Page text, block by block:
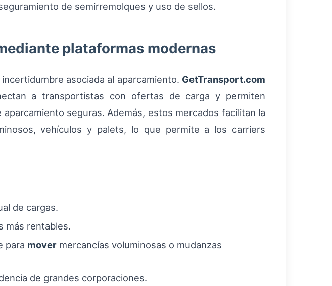
de semirremolques y uso de sellos.
plataformas modernas
asociada al aparcamiento. GetTransport.com
a transportistas con ofertas de carga y permiten
seguras. Además, estos mercados facilitan la
vehículos y palets, lo que permite a los carriers
de cargas.
más rentables.
para mover mercancías voluminosas o mudanzas
de grandes corporaciones.